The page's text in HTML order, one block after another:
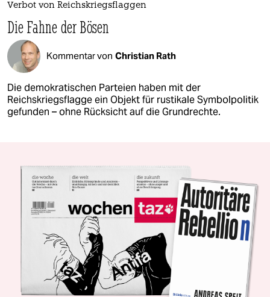
Verbot von Reichskriegsflaggen
Die Fahne der Bösen
Kommentar von Christian Rath
Die demokratischen Parteien haben mit der
Reichskriegsflagge ein Objekt für rustikale Symbolpolitik
gefunden – ohne Rücksicht auf die Grundrechte.